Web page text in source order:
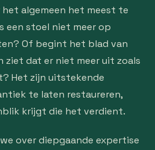
algemeen het meest te
een stoel niet meer op
Of begint het blad van
ziet dat er niet meer uit zoals
Het zijn uitstekende
te laten restaureren,
krijgt die het verdient.
over diepgaande expertise